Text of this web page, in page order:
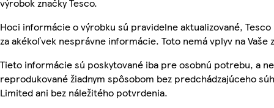
Hoci informácie o výrobku sú pravidelne aktualizované,
za akékoľvek nesprávne informácie. Toto nemá vplyv na Vaše
Tieto informácie sú poskytované iba pre osobnú potrebu, a
reprodukované žiadnym spôsobom bez predchádzajúceho
Limited ani bez náležitého potvrdenia.